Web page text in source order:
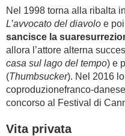
Nel 1998 torna alla ribalta
L’avvocato del diavolo e
sancisce la
allora l’attore alterna
casa sul lago del tempo) e
(Thumbsucker). Nel 2016
coproduzionefranco-
concorso al Festival di
Vita privata